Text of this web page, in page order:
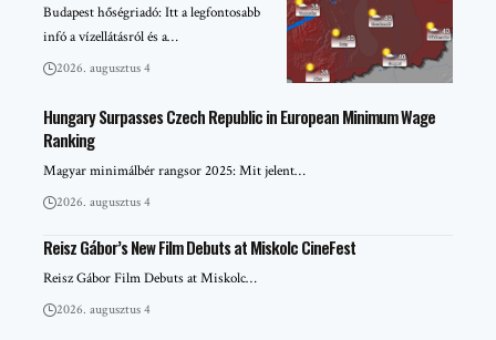
Budapest hőségriadó: Itt a legfontosabb
infó a vízellátásról és a…
2026. augusztus 4
Hungary Surpasses Czech Republic in European Minimum Wage
Ranking
Magyar minimálbér rangsor 2025: Mit jelent…
2026. augusztus 4
Reisz Gábor’s New Film Debuts at Miskolc CineFest
Reisz Gábor Film Debuts at Miskolc…
2026. augusztus 4